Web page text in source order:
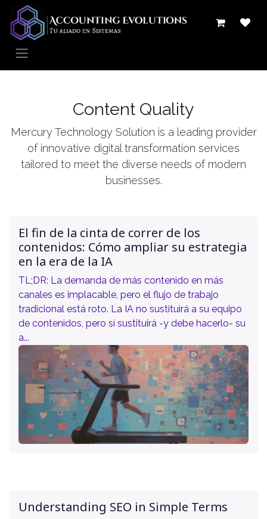
Ir al contenido
Content Quality
Mercury Technology Solution is a leading provider
of innovative digital transformation services
tailored to meet the diverse needs of modern
businesses.
El fin de la cinta de correr de los
contenidos: Cómo ampliar su estrategia
en la era de la IA
TL;DR: La demanda de más contenido en más
canales es implacable, pero el flujo de trabajo
tradicional está roto. La IA no sustituirá a su equipo
de contenidos, pero sí sustituirá -y debe hacerlo- su
a...
Understanding SEO in Simple Terms